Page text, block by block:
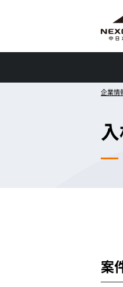
企業情
案